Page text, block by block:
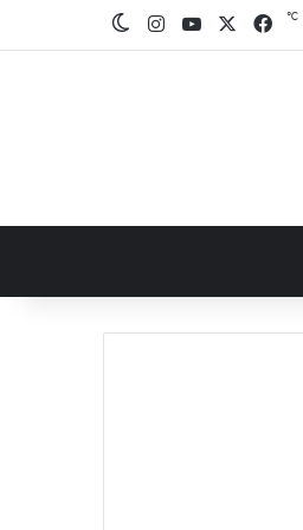
℃ فيسبوك‫YouTube
انستقرامالوضع المظلم